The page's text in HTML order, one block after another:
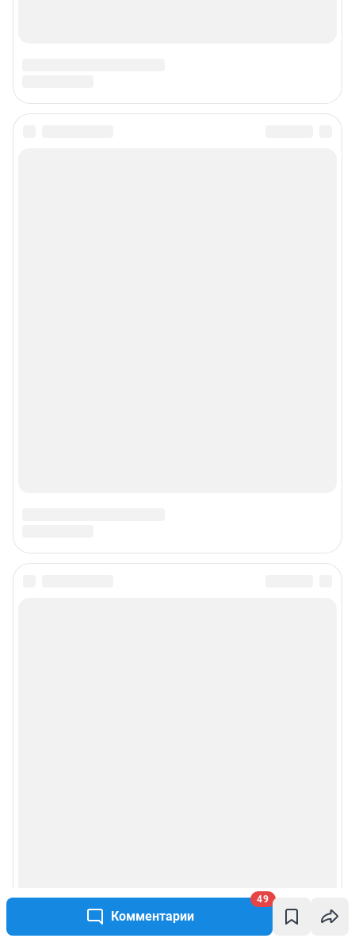
Комментарии
49